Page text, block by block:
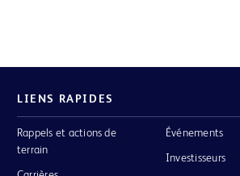
LIENS RAPIDES
Rappels et actions de
terrain
Événements
Investisseurs